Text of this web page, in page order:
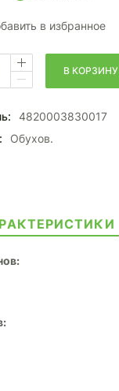
в избранное
В КОРЗИНУ
4820003830017
Обухов.